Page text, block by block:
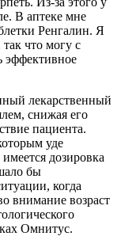
В аптеке мне
Ренгалин. Я
что могу с
эффективное
лекарственный
снижая его
пациента.
уде
дозировка
бы
когда
внимание возраст
Омнитус.